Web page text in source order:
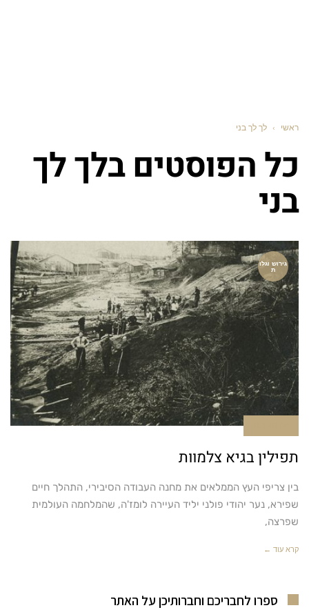
ראשי › לך לך בני
כל הפוסטים בלך לך
בני
גירוש וגלו
ת
תפילין בגיא צלמוות
בין צריפי העץ הממלאים את מחנה העבודה הסיבירי, התהלך חיים
שפירא, נער יהודי פולני יליד העיירה לומז'ה, שהמלחמה העולמית
שפרצה,
קרא עוד ←
ספרו לחבריכם וחברותיכן על האתר